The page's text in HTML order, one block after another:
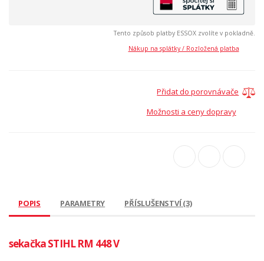
Tento způsob platby ESSOX zvolíte v pokladně.
Nákup na splátky / Rozložená platba
Přidat do porovnávače
Možnosti a ceny dopravy
POPIS PARAMETRY PŘÍSLUŠENSTVÍ (3)
sekačka STIHL RM 448 V